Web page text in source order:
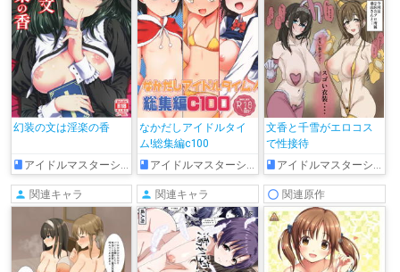
幻装の文は淫楽の香
アイドルマスターシンデレラガールズ
なかだしアイドルタイ
ム!総集編c100
アイドルマスターシンデレラガールズ
文香と千雪がエロコス
で性接待
アイドルマスターシンデレラガールズ
関連キャラ 関連キャラ 関連原作